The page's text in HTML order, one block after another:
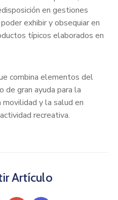
en gestiones
exhibir y obsequiar en
típicos elaborados en
combina elementos del
de gran ayuda para la
movilidad y la salud en
recreativa.
Artículo